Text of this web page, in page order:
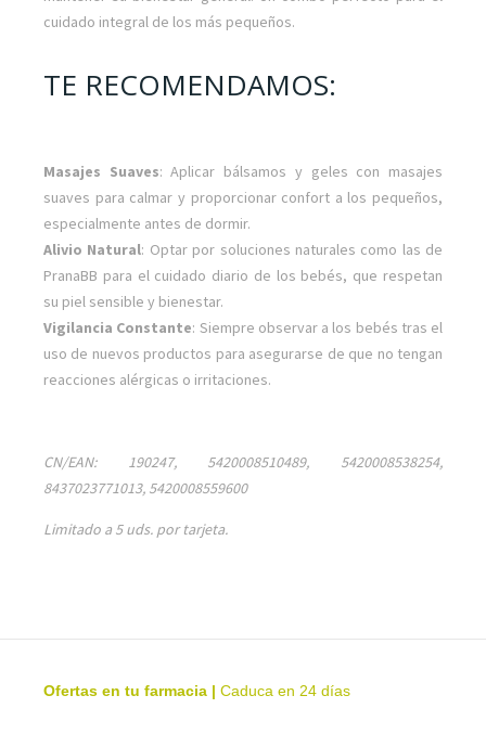
cuidado integral de los más pequeños.
TE RECOMENDAMOS:
Masajes Suaves: Aplicar bálsamos y geles con masajes
suaves para calmar y proporcionar confort a los pequeños,
especialmente antes de dormir.
Alivio Natural: Optar por soluciones naturales como las de
PranaBB para el cuidado diario de los bebés, que respetan
su piel sensible y bienestar.
Vigilancia Constante: Siempre observar a los bebés tras el
uso de nuevos productos para asegurarse de que no tengan
reacciones alérgicas o irritaciones.
CN/EAN: 190247, 5420008510489, 5420008538254,
8437023771013, 5420008559600
Limitado a 5 uds. por tarjeta.
Ofertas en tu farmacia | Caduca en 24 días